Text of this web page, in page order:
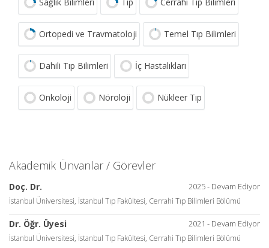
Ortopedi ve Travmatoloji Temel Tıp Bilimleri
Dahili Tıp Bilimleri İç Hastalıkları
Onkoloji Nöroloji Nükleer Tıp
Akademik Ünvanlar / Görevler
2025 - Devam Ediyor
Doç. Dr.
İstanbul Üniversitesi, İstanbul Tıp Fakültesi, Cerrahi Tıp Bilimleri Bölümü
2021 - Devam Ediyor
Dr. Öğr. Üyesi
İstanbul Üniversitesi, İstanbul Tıp Fakültesi, Cerrahi Tıp Bilimleri Bölümü